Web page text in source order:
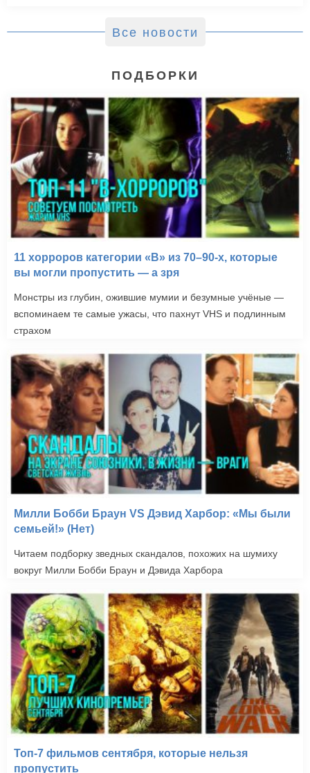
Дракула 2000 (2000)
Все новости
ПОДБОРКИ
11 хорроров категории «B» из 70–90-х, которые
вы могли пропустить — а зря
Монстры из глубин, ожившие мумии и безумные учёные —
вспоминаем те самые ужасы, что пахнут VHS и подлинным
страхом
Милли Бобби Браун VS Дэвид Харбор: «Мы были
семьей!» (Нет)
Читаем подборку зведных скандалов, похожих на шумиху
вокруг Милли Бобби Браун и Дэвида Харбора
Топ-7 фильмов сентября, которые нельзя
пропустить